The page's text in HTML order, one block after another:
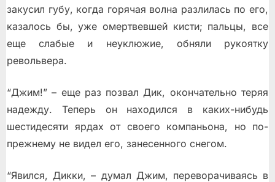
закусил губу, когда горячая волна разлилась по его,
казалось бы, уже омертвевшей кисти; пальцы, все
еще слабые и неуклюжие, обняли рукоятку
револьвера.
“Джим!” – еще раз позвал Дик, окончательно теряя
надежду. Теперь он находился в каких-нибудь
шестидесяти ярдах от своего компаньона, но по-
прежнему не видел его, занесенного снегом.
“Явился, Дикки, – думал Джим, переворачиваясь в